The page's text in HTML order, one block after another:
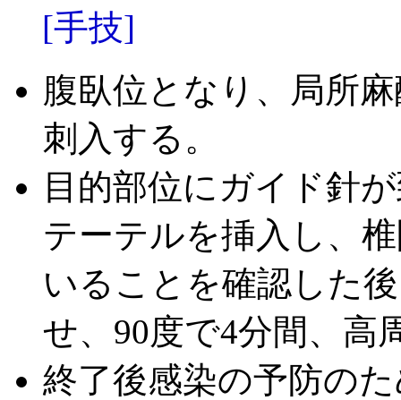
[手技]
腹臥位となり、局所
刺入する。
目的部位にガイド針
テーテルを挿入し、
いることを確認した
せ、90度で4分間、高
終了後感染の予防の